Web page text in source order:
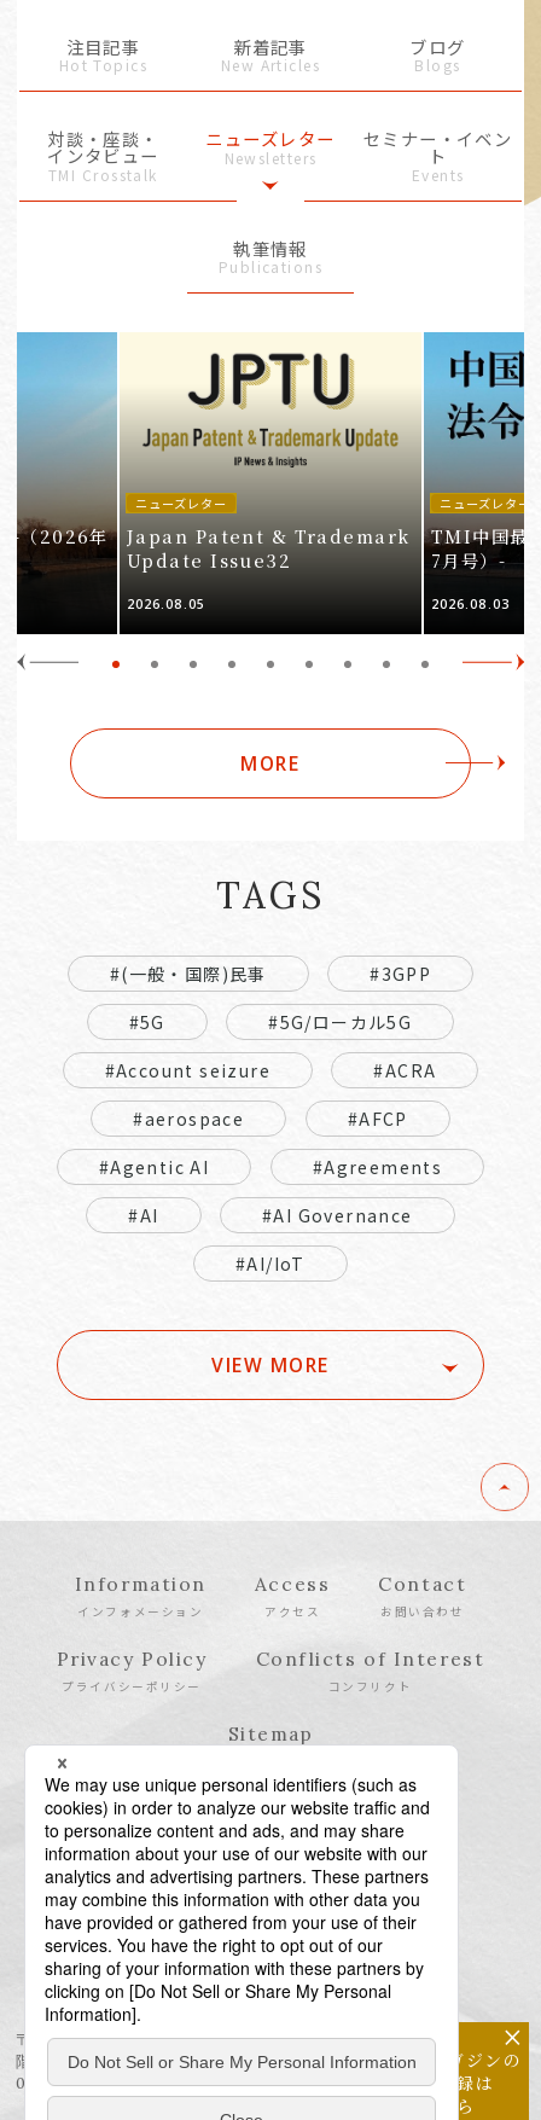
注目記事
Hot Topics
新着記事
New Articles
ブログ
Blogs
対談・座談・
インタビュー
TMI Crosstalk
ニューズレター
Newsletters
セミナー・イベン
ト
Events
執筆情報
Publications
-（2026年
ニューズレター
Japan Patent & Trademark
Update Issue32
2026.08.05
ニューズレター
TMI中国最
7月号）-
2026.08.03
MORE
TAGS
#(一般・国際)民事
#3GPP
#5G
#5G/ローカル5G
#Account seizure
#ACRA
#aerospace
#AFCP
#Agentic AI
#Agreements
#AI
#AI Governance
#AI/IoT
VIEW MORE
Information
インフォメーション
Access
アクセス
Contact
お問い合わせ
Privacy Policy
プライバシーポリシー
Conflicts of Interest
コンフリクト
Sitemap
〒106-6123 東京都港区六本木6-10-1 六本木ヒルズ森タワー23
階
03-6438-5511（代表） / 03-6438-5611（特許・商標）
×
メールマガジンの
配信登録は
こちら